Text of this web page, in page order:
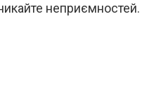
неприємностей.